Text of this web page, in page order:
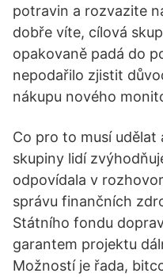
potravin a rozvazite
dobře víte, cílová
opakovaně padá do
nepodařilo zjistit
nákupu nového
Co pro to musí
skupiny lidí
odpovídala v
správu finančních
Státního fondu
garantem projektu
Možností je řada,